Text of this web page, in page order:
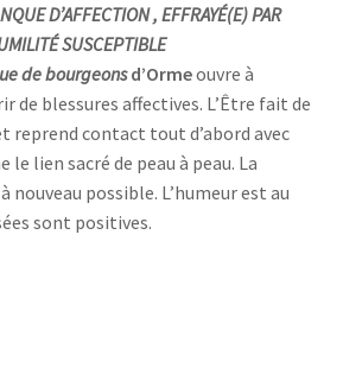
D’AFFECTION , EFFRAYÉ(E) PAR
SUSCEPTIBLE
de bourgeonsd’Ormeouvre à
de blessures affectives. L’Être fait de
reprend contact tout d’abord avec
le lien sacré de peau à peau. La
possible. L’humeur est au
sont positives.